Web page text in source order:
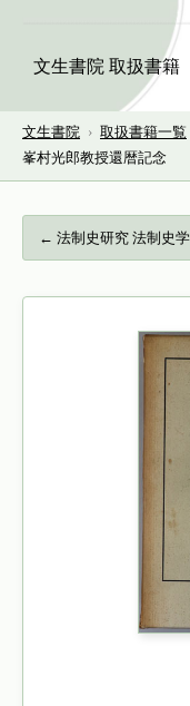
文生書院 取扱書籍
文生書院 › 取扱書籍一覧
峯村光郎教授還暦記念